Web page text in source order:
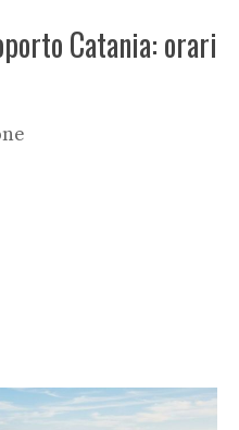
Catania: orari